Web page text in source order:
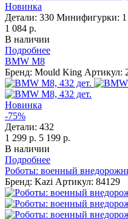
Новинка
Детали: 330 Минифигурки: 1
1 084 р.
В наличии
Подробнее
BMW M8
Бренд: Mould King Артикул:
Новинка
-75%
Детали: 432
1 299 р. 5 199 р.
В наличии
Подробнее
Роботы: военный
Бренд: Kazi Артикул: 84129